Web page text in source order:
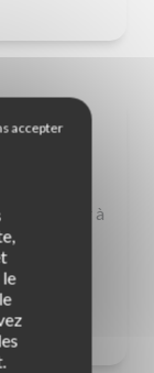
ou
des
vous aider à
pour vous